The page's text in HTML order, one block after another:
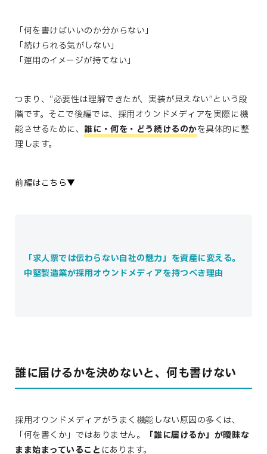
「何を書けばいいのか分からない」
「続けられる気がしない」
「運用のイメージが持てない」
つまり、“必要性は理解できたが、実装が見えない”という段
階です。そこで後編では、採用オウンドメディアを実際に機
能させるために、誰に・何を・どう続けるのかを具体的に整
理します。
前編はこちら▼
「求人票では伝わらない自社の魅力」を資産に変える。
中堅製造業が採用オウンドメディアを持つべき理由
誰に届けるかを決めないと、何も書けない
採用オウンドメディアがうまく機能しない原因の多くは、
「何を書くか」ではありません。
「誰に届けるか」が曖昧な
まま始まっていること にあります。